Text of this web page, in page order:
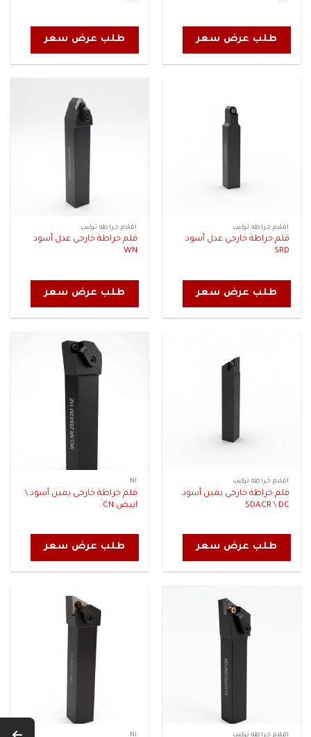
طلب عرض سعر طلب عرض سعر
اقلام خراطه تركيب
قلم خراطة خارجى عدل أسود
SRD
طلب عرض سعر
اقلام خراطه تركيب
قلم خراطة خارجى عدل أسود
WN
طلب عرض سعر
اقلام خراطه تركيب
قلم خراطة خارجى يمين أسود
SDACR \ DC
طلب عرض سعر
NI
قلم خراطة خارجى يمين أسود \
ابيض CN
طلب عرض سعر
اقلام خراطه تركيب NI